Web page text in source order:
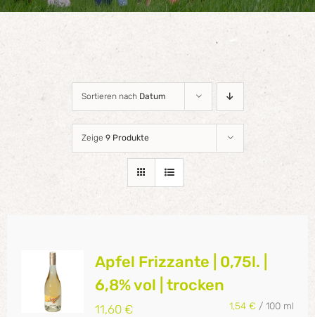
Sortieren nach Datum
Zeige 9 Produkte
Apfel Frizzante | 0,75l. |
6,8% vol | trocken
11,60 € 1,54 € / 100 ml